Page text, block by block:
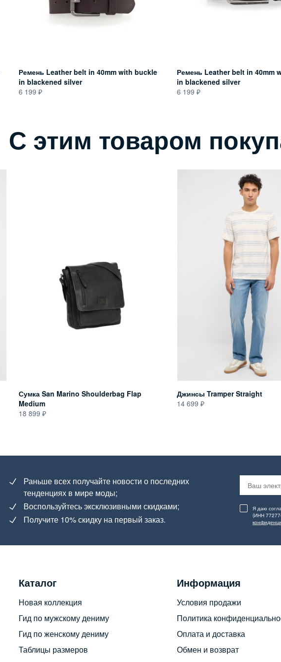
Ремень Leather belt in 40mm with buckle
in blackened silver
6 199
Ремень Leather belt in 40mm
in blackened silver
6 199
С этим товаром
Сумка San Marino Shoulderbag Flap
Medium
18 899
Джинсы Tramper Straight
14 699
Раньше всех получайте новости о последних
тенденциях в мире моды;
Воспользуйтесь эксклюзивными скидками;
Получите 10% скидку на первый заказ.
Я даю
(ИНН
Каталог
Новая коллекция
Гид по мужскому дениму
Гид по женскому дениму
Таблицы размеров
Информация
Условия продажи
Политика
Оплата и доставка
Обмен и возврат